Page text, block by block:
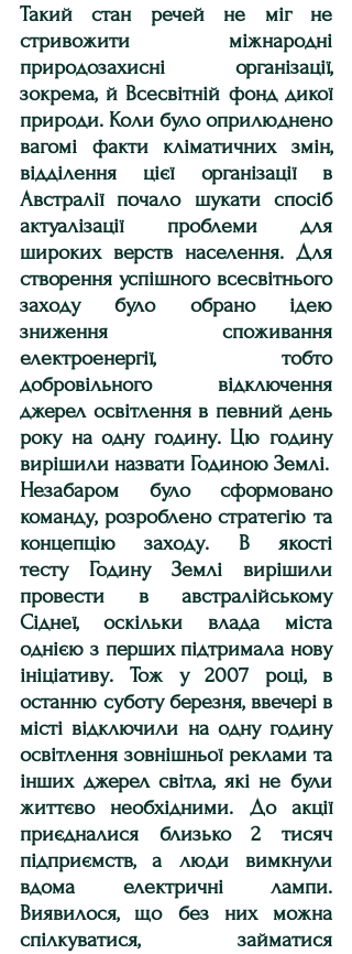
Такий стан речей не міг не
стривожити міжнародні
природозахисні організації,
зокрема, й Всесвітній фонд дикої
природи. Коли було оприлюднено
вагомі факти кліматичних змін,
відділення цієї організації в
Австралії почало шукати спосіб
актуалізації проблеми для
широких верств населення. Для
створення успішного всесвітнього
заходу було обрано ідею
зниження споживання
електроенергії, тобто
добровільного відключення
джерел освітлення в певний день
року на одну годину. Цю годину
вирішили назвати Годиною Землі.
Незабаром було сформовано
команду, розроблено стратегію та
концепцію заходу. В якості
тесту Годину Землі вирішили
провести в австралійському
Сіднеї, оскільки влада міста
однією з перших підтримала нову
ініціативу. Тож у 2007 році, в
останню суботу березня, ввечері в
місті відключили на одну годину
освітлення зовнішньої реклами та
інших джерел світла, які не були
життєво необхідними. До акції
приєдналися близько 2 тисяч
підприємств, а люди вимкнули
вдома електричні лампи.
Виявилося, що без них можна
спілкуватися, займатися